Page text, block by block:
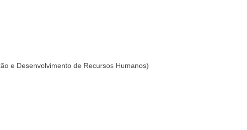
e Desenvolvimento de Recursos Humanos)